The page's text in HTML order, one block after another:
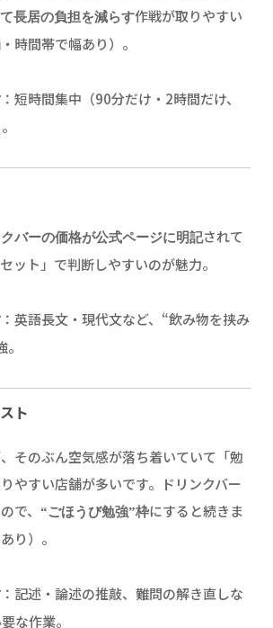
長居の負担を減らす作戦が取りやすい
時間帯で幅あり）。
：短時間集中（90分だけ・2時間だけ、
バーの価格が公式ページに明記されて
ット」で判断しやすいのが魅力。
：英語長文・現代文など、“飲み物を挟み
ト
そのぶん空気感が落ち着いていて「勉
やすい店舗が多いです。ドリンクバー
で、
“ごほうび勉強”枠にすると続きま
り）。
：記述・論述の推敲、難問の解き直しな
な作業。